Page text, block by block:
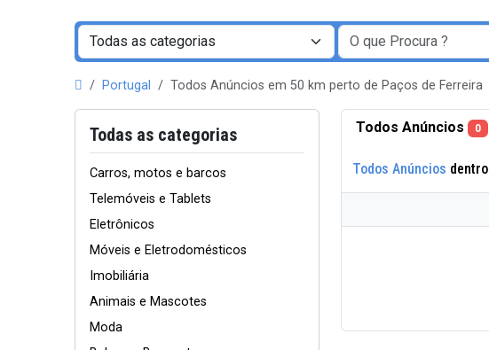
Portugal Todos Anúncios em 50 km perto de Paços de Ferreira
Todas as categorias
Carros, motos e barcos
Telemóveis e Tablets
Eletrônicos
Móveis e Eletrodomésticos
Imobiliária
Animais e Mascotes
Moda
Todos Anúncios 0
Todos Anúncios dentro